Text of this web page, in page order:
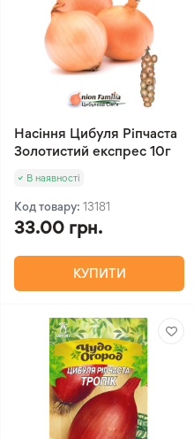
Насіння Цибуля Ріпчаста
Золотистий експрес 10г
В наявності
Код товару: 13181
33.00 грн.
КУПИТИ